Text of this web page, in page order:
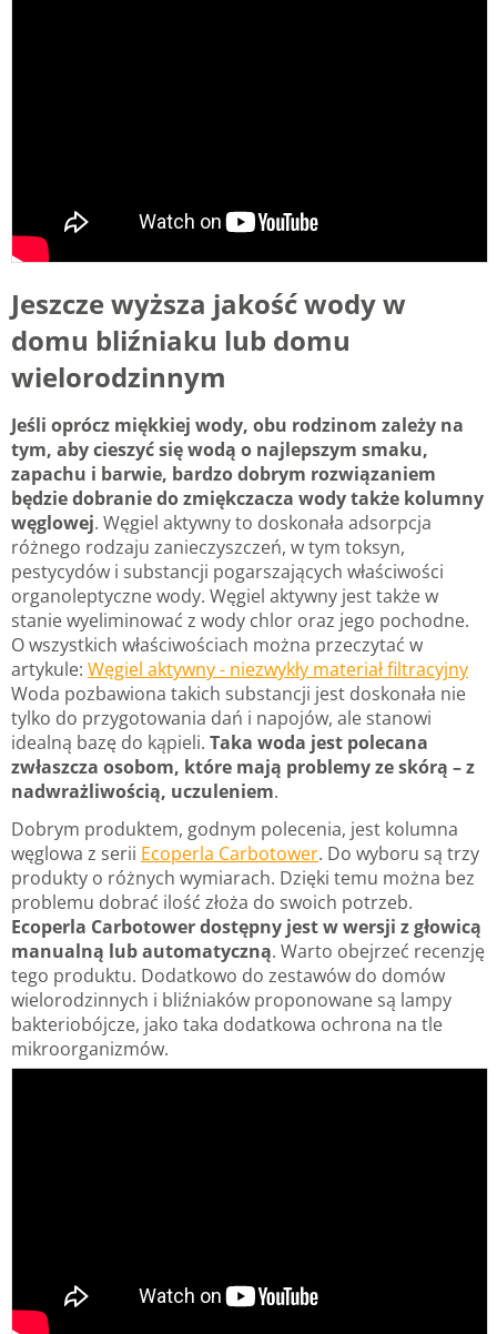
Jeszcze wyższa jakość wody w
domu bliźniaku lub domu
wielorodzinnym
Jeśli oprócz miękkiej wody, obu rodzinom zależy na
tym, aby cieszyć się wodą o najlepszym smaku,
zapachu i barwie, bardzo dobrym rozwiązaniem
będzie dobranie do zmiękczacza wody także kolumny
węglowej. Węgiel aktywny to doskonała adsorpcja
różnego rodzaju zanieczyszczeń, w tym toksyn,
pestycydów i substancji pogarszających właściwości
organoleptyczne wody. Węgiel aktywny jest także w
stanie wyeliminować z wody chlor oraz jego pochodne.
O wszystkich właściwościach można przeczytać w
artykule: Węgiel aktywny - niezwykły materiał filtracyjny
Woda pozbawiona takich substancji jest doskonała nie
tylko do przygotowania dań i napojów, ale stanowi
idealną bazę do kąpieli. Taka woda jest polecana
zwłaszcza osobom, które mają problemy ze skórą – z
nadwrażliwością, uczuleniem.
Dobrym produktem, godnym polecenia, jest kolumna
węglowa z serii Ecoperla Carbotower. Do wyboru są trzy
produkty o różnych wymiarach. Dzięki temu można bez
problemu dobrać ilość złoża do swoich potrzeb.
Ecoperla Carbotower dostępny jest w wersji z głowicą
manualną lub automatyczną. Warto obejrzeć recenzję
tego produktu. Dodatkowo do zestawów do domów
wielorodzinnych i bliźniaków proponowane są lampy
bakteriobójcze, jako taka dodatkowa ochrona na tle
mikroorganizmów.